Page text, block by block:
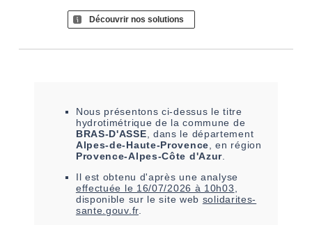
Découvrir nos solutions
Nous présentons ci-dessus le titre
hydrotimétrique de la commune de
BRAS-D'ASSE , dans le département
Alpes-de-Haute-Provence , en région
Provence-Alpes-Côte d'Azur
Il est obtenu d'après une analyse
effectuée le 16/07/2026 à 10h03
disponible sur le site web solidarites-
sante.gouv.fr.